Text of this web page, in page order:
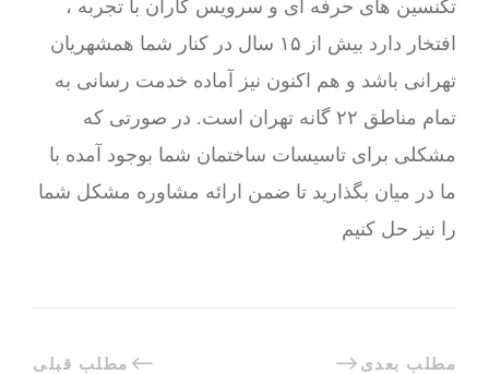
تکنسین های حرفه ای و سرویس کاران با تجربه ،
افتخار دارد بیش از ۱۵ سال در کنار شما همشهریان
تهرانی باشد و هم اکنون نیز آماده خدمت رسانی به
تمام مناطق ۲۲ گانه تهران است. در صورتی که
مشکلی برای تاسیسات ساختمان شما بوجود آمده با
ما در میان بگذارید تا ضمن ارائه مشاوره مشکل شما
را نیز حل کنیم
مطلب قبلی مطلب بعدی